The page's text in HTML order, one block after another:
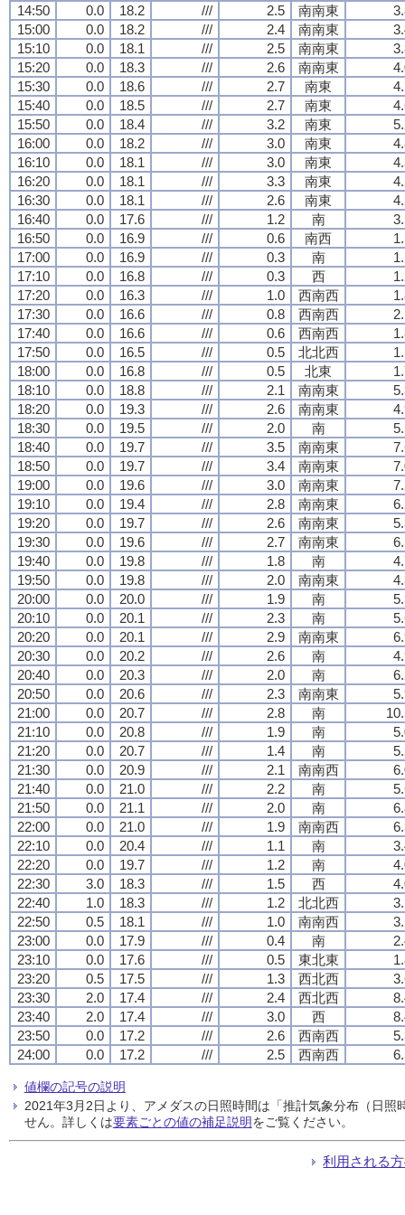
14:50 0.0 18.2 /// 2.5 南南東
15:00
0.0 18.2 /// 2.4 南南東
15:10
0.0 18.1 /// 2.5 南南東
15:20
0.0 18.3 /// 2.6 南南東
15:30
0.0 18.6 /// 2.7 南東
15:40
0.0 18.5 /// 2.7 南東
15:50
0.0 18.4 /// 3.2 南東
16:00
0.0 18.2 /// 3.0 南東
16:10
0.0 18.1 /// 3.0 南東
16:20
0.0 18.1 /// 3.3 南東
16:30
0.0 18.1 /// 2.6 南東
16:40
0.0 17.6 /// 1.2 南
16:50
0.0 16.9 /// 0.6 南西
17:00
0.0 16.9 /// 0.3 南
17:10
0.0 16.8 /// 0.3 西
17:20
0.0 16.3 /// 1.0 西南西
17:30
0.0 16.6 /// 0.8 西南西
17:40
0.0 16.6 /// 0.6 西南西
17:50
0.0 16.5 /// 0.5 北北西
18:00
0.0 16.8 /// 0.5 北東
18:10
0.0 18.8 /// 2.1 南南東
18:20
0.0 19.3 /// 2.6 南南東
18:30
0.0 19.5 /// 2.0 南
18:40
0.0 19.7 /// 3.5 南南東
18:50
0.0 19.7 /// 3.4 南南東
19:00
0.0 19.6 /// 3.0 南南東
19:10
0.0 19.4 /// 2.8 南南東
19:20
0.0 19.7 /// 2.6 南南東
19:30
0.0 19.6 /// 2.7 南南東
19:40
0.0 19.8 /// 1.8 南
19:50
0.0 19.8 /// 2.0 南南東
20:00
0.0 20.0 /// 1.9 南
20:10
0.0 20.1 /// 2.3 南
20:20
0.0 20.1 /// 2.9 南南東
20:30
0.0 20.2 /// 2.6 南
20:40
0.0 20.3 /// 2.0 南
20:50
0.0 20.6 /// 2.3 南南東
21:00
0.0 20.7 /// 2.8 南
21:10
0.0 20.8 /// 1.9 南
21:20
0.0 20.7 /// 1.4 南
21:30
0.0 20.9 /// 2.1 南南西
21:40
0.0 21.0 /// 2.2 南
21:50
0.0 21.1 /// 2.0 南
22:00
0.0 21.0 /// 1.9 南南西
22:10
0.0 20.4 /// 1.1 南
22:20
0.0 19.7 /// 1.2 南
22:30
3.0 18.3 /// 1.5 西
22:40
1.0 18.3 /// 1.2 北北西
22:50
0.5 18.1 /// 1.0 南南西
23:00
0.0 17.9 /// 0.4 南
23:10
0.0 17.6 /// 0.5 東北東
23:20
0.5 17.5 /// 1.3 西北西
23:30
2.0 17.4 /// 2.4 西北西
23:40
2.0 17.4 /// 3.0 西
23:50
0.0 17.2 /// 2.6 西南西
24:00
0.0 17.2 /// 2.5 西南西
値欄の記号の説明
2021年3月2日より、アメダスの日照時間は「推計気象分布（日
せん。詳しくは要素ごとの値の補足説明をご覧ください。
利用される